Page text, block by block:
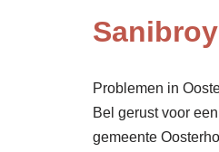
Problemen in
Bel gerust voor een
gemeente